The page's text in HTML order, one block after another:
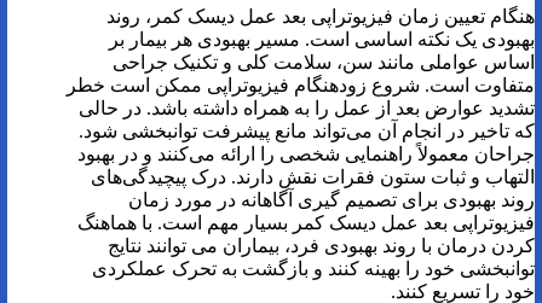
هنگام تعیین زمان فیزیوتراپی بعد عمل دیسک کمر، روند
بهبودی یک نکته اساسی است. مسیر بهبودی هر بیمار بر
اساس عواملی مانند سن، سلامت کلی و تکنیک جراحی
متفاوت است. شروع زودهنگام فیزیوتراپی ممکن است خطر
تشدید عوارض بعد از عمل را به همراه داشته باشد. در حالی
که تاخیر در انجام آن می‌تواند مانع پیشرفت توانبخشی شود.
جراحان معمولاً راهنمایی شخصی را ارائه می‌کنند و در بهبود
التهاب و ثبات ستون فقرات نقش دارند. درک پیچیدگی‌های
روند بهبودی برای تصمیم گیری آگاهانه در مورد زمان
فیزیوتراپی بعد عمل دیسک کمر بسیار مهم است. با هماهنگ
کردن درمان با روند بهبودی فرد، بیماران می توانند نتایج
توانبخشی خود را بهینه کنند و بازگشت به تحرک عملکردی
خود را تسریع کنند.